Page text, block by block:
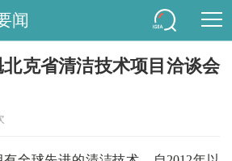
闻
克省清洁技术项目洽谈会